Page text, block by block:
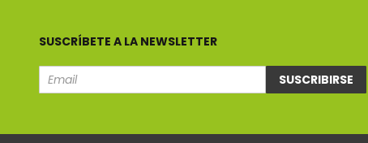
SUSCRÍBETE A LA NEWSLETTER
SUSCRIBIRSE